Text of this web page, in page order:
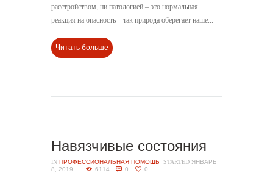
расстройством, ни патологией – это нормальная
реакция на опасность – так природа оберегает наше...
Читать больше
Навязчивые состояния
IN ПРОФЕССИОНАЛЬНАЯ ПОМОЩЬ STARTED ЯНВАРЬ
8, 2019
6114 0 0